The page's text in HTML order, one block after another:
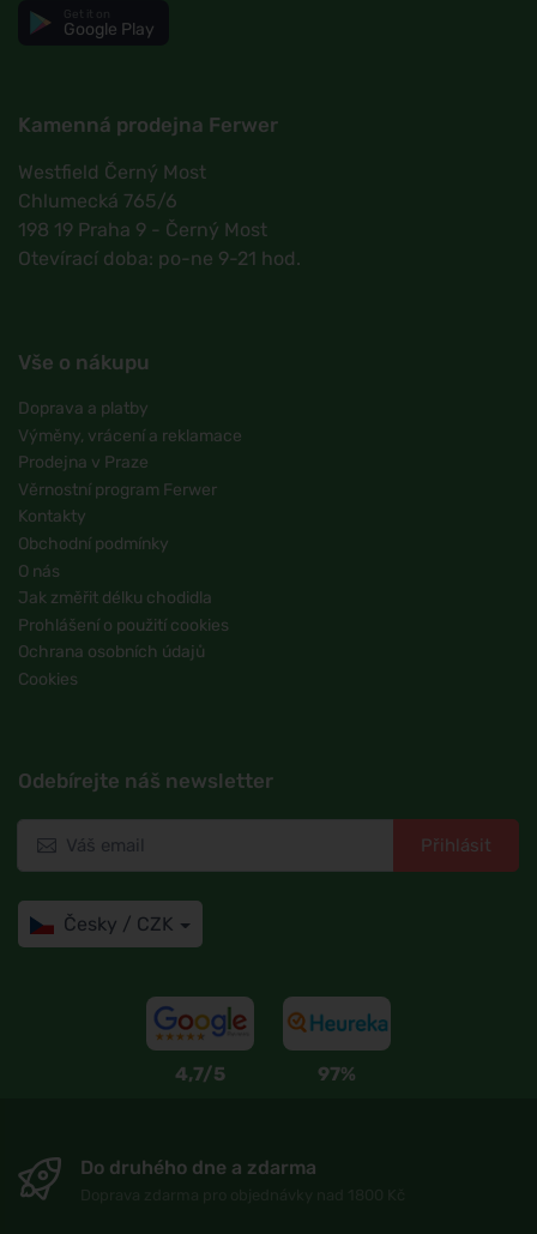
Google Play
Kamenná prodejna Ferwer
Westfield Černý Most
Chlumecká 765/6
198 19 Praha 9 - Černý Most
Otevírací doba: po-ne 9-21 hod.
Vše o nákupu
Doprava a platby
Výměny, vrácení a reklamace
Prodejna v Praze
Věrnostní program Ferwer
Kontakty
Obchodní podmínky
O nás
Jak změřit délku chodidla
Prohlášení o použití cookies
Ochrana osobních údajů
Cookies
Odebírejte náš newsletter
Přihlásit
Česky / CZK
4,7/5 97%
Do druhého dne a zdarma